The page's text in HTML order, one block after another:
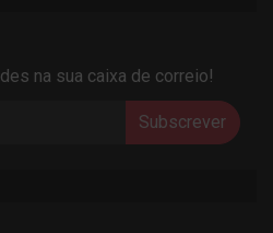
na sua caixa de correio!
Subscrever